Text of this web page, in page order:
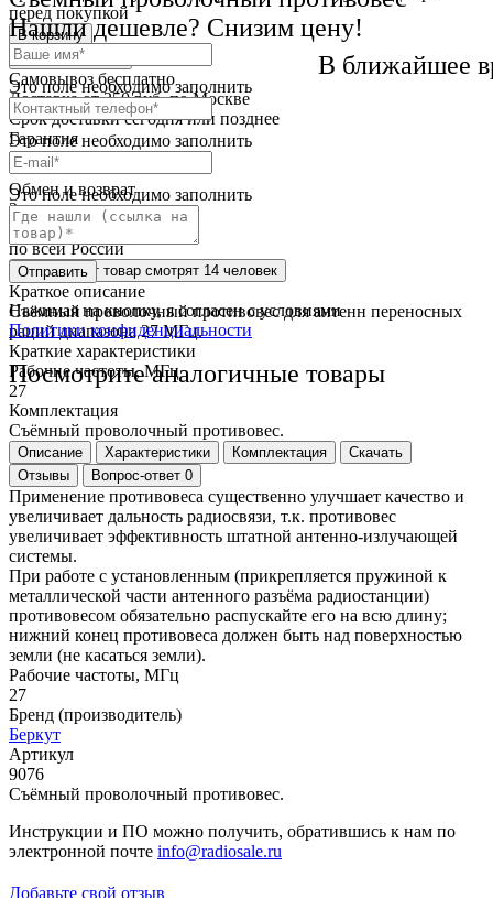
Нашли дешевле? Снизим цену!
Это поле необходимо заполнить
Это поле необходимо заполнить
Это поле необходимо заполнить
Отправить
Нажимая на кнопку, я согласен с условиями
Политики конфиденциальности
Посмотрите аналогичные товары
В ближайшее
перед покупкой
В корзину
Оптовая скидка
Самовывоз бесплатно
Доставка от 250 руб. по Москве
Cрок доставки сегодня или позднее
Гарантия
12 месяца
Обмен и возврат
2 недели
Доставка
по всей России
Сейчас этот товар смотрят 14 человек
Краткое описание
Cъёмный проволочный противовес для антенн переносных
раций диапазона 27 МГц.
Краткие характеристики
Рабочие частоты, МГц
27
Комплектация
Cъёмный проволочный противовес.
Описание Характеристики Комплектация
Скачать
Отзывы
Вопрос-ответ 0
Применение противовеса существенно улучшает качество и
увеличивает дальность радиосвязи, т.к. противовес
увеличивает эффективность штатной антенно-излучающей
системы.
При работе с установленным (прикрепляется пружиной к
металлической части антенного разъёма радиостанции)
противовесом обязательно распускайте его на всю длину;
нижний конец противовеса должен быть над поверхностью
земли (не касаться земли).
Рабочие частоты, МГц
27
Бренд (производитель)
Беркут
Артикул
9076
Cъёмный проволочный противовес.
Инструкции и ПО можно получить, обратившись к нам по
электронной почте info@radiosale.ru
Добавьте свой отзыв